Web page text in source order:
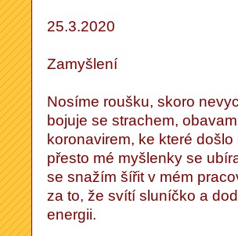
25.3.2020
Zamyšlení
Nosíme roušku, skoro
bojuje se strachem,
koronavirem, ke které
přesto mé myšlenky se
se snažím šířit v mém
za to, že svítí sluníčko a
energii.